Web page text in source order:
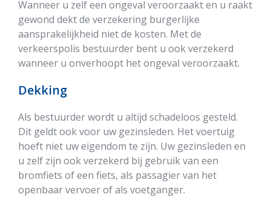
Wanneer u zelf een ongeval veroorzaakt en u raakt
gewond dekt de verzekering burgerlijke
aansprakelijkheid niet de kosten. Met de
verkeerspolis bestuurder bent u ook verzekerd
wanneer u onverhoopt het ongeval veroorzaakt.
Dekking
Als bestuurder wordt u altijd schadeloos gesteld.
Dit geldt ook voor uw gezinsleden. Het voertuig
hoeft niet uw eigendom te zijn. Uw gezinsleden en
u zelf zijn ook verzekerd bij gebruik van een
bromfiets of een fiets, als passagier van het
openbaar vervoer of als voetganger.